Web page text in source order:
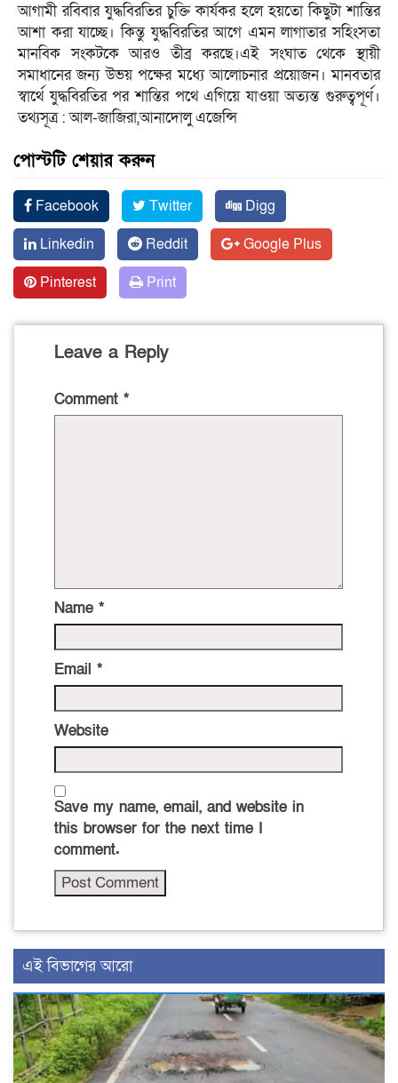
আগামী রবিবার যুদ্ধবিরতির চুক্তি কার্যকর হলে হয়তো কিছুটা শান্তির
আশা করা যাচ্ছে। কিন্তু যুদ্ধবিরতির আগে এমন লাগাতার সহিংসতা
মানবিক সংকটকে আরও তীব্র করছে।এই সংঘাত থেকে স্থায়ী
সমাধানের জন্য উভয় পক্ষের মধ্যে আলোচনার প্রয়োজন। মানবতার
স্বার্থে যুদ্ধবিরতির পর শান্তির পথে এগিয়ে যাওয়া অত্যন্ত গুরুত্বপূর্ণ।
তথ্যসূত্র : আল-জাজিরা,আনাদোলু এজেন্সি
পোস্টটি শেয়ার করুন
Facebook Twitter
Digg
Linkedin
Reddit
Google Plus
Pinterest
Print
Leave a Reply
Comment *
Name *
Email *
Website
Save my name, email, and website in
this browser for the next time I
comment.
এই বিভাগের আরো